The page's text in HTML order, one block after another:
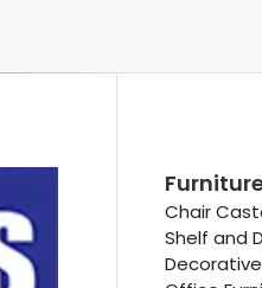
Chair
Shelf and